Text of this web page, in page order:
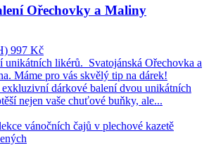
Ořechovky a Maliny
997 Kč
unikátních likérů. Svatojánská Ořechovka a
Máme pro vás skvělý tip na dárek!
exkluzivní dárkové balení dvou unikátních
nejen vaše chuťové buňky, ale...